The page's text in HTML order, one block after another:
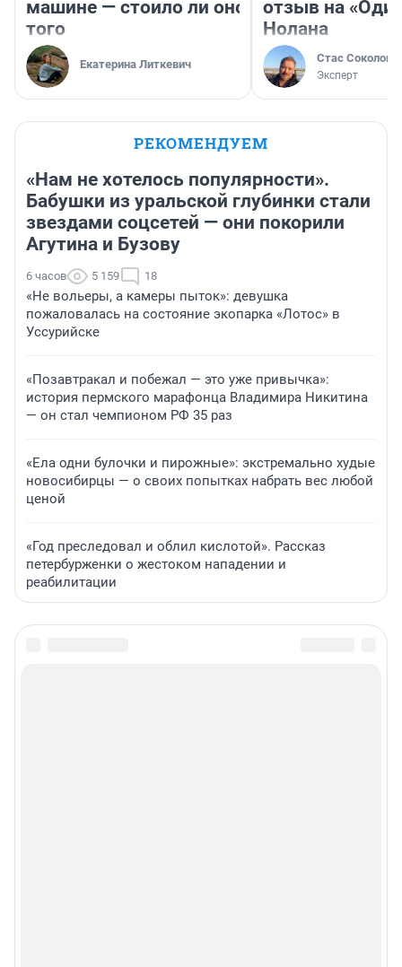
машине — стоило ли оно
того
Екатерина Литкевич
отзыв на
Нолана
Стас Соколов
Эксперт
РЕКОМЕНДУЕМ
«Нам не хотелось популярности».
Бабушки из уральской глубинки стали
звездами соцсетей — они покорили
Агутина и Бузову
6 часов 5 159 18
«Не вольеры, а камеры пыток»: девушка
пожаловалась на состояние экопарка «Лотос» в
Уссурийске
«Позавтракал и побежал — это уже привычка»:
история пермского марафонца Владимира Никитина
— он стал чемпионом РФ 35 раз
«Ела одни булочки и пирожные»: экстремально худые
новосибирцы — о своих попытках набрать вес любой
ценой
«Год преследовал и облил кислотой». Рассказ
петербурженки о жестоком нападении и
реабилитации